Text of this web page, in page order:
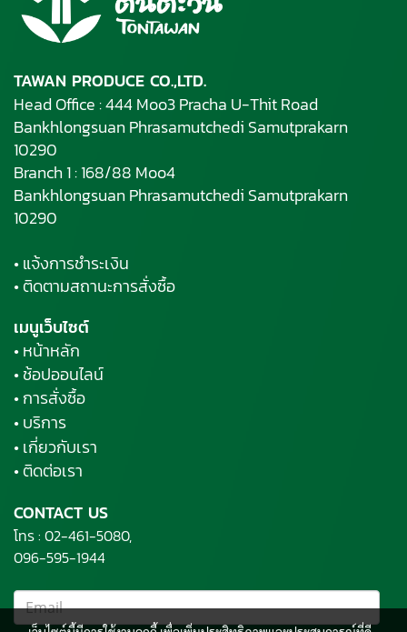
TAWAN PRODUCE CO.,LTD.
Head Office : 444 Moo3 Pracha U-Thit Road
Bankhlongsuan Phrasamutchedi Samutprakarn
10290
Branch 1 : 168/88 Moo4
Bankhlongsuan Phrasamutchedi Samutprakarn
10290
• แจ้งการชำระเงิน
• ติดตามสถานะการสั่งซื้อ
เมนูเว็บไซต์
• หน้าหลัก
• ช้อปออนไลน์
• การสั่งซื้อ
• บริการ
• เกี่ยวกับเรา
• ติดต่อเรา
CONTACT US
โทร : 02-461-5080,
096-595-1944